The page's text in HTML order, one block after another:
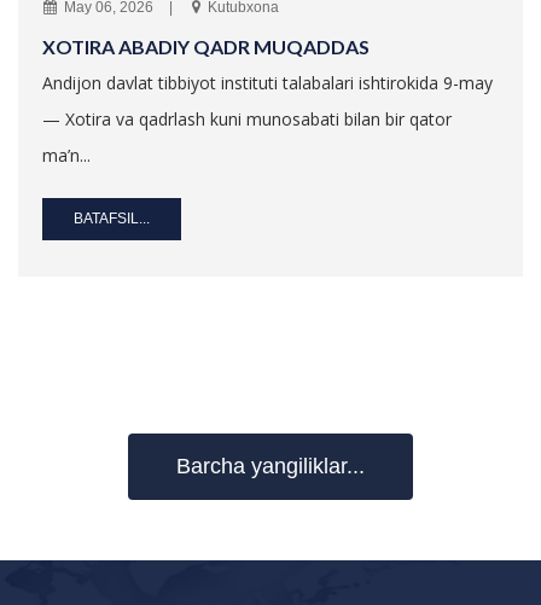
May 06, 2026 Kutubxona
XOTIRA ABADIY QADR MUQADDAS
Andijon davlat tibbiyot instituti talabalari ishtirokida 9-may
— Xotira va qadrlash kuni munosabati bilan bir qator
ma’n...
BATAFSIL...
Barcha yangiliklar...